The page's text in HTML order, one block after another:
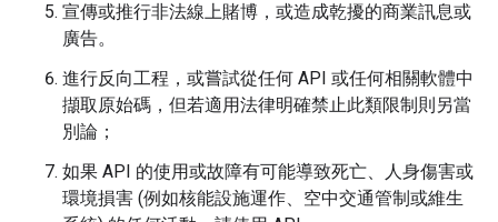
宣傳或推行非法線上賭博，或造成乾擾的商業訊息或
廣告。
進行反向工程，或嘗試從任何 API 或任何相關軟體中
擷取原始碼，但若適用法律明確禁止此類限制則另當
別論；
如果 API 的使用或故障有可能導致死亡、人身傷害或
環境損害 (例如核能設施運作、空中交通管制或維生